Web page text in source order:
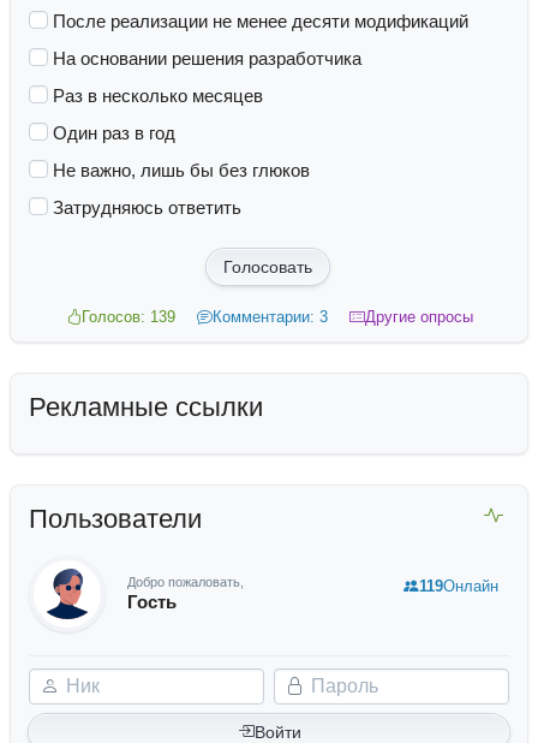
После реализации не менее десяти модификаций
На основании решения разработчика
Раз в несколько месяцев
Один раз в год
Не важно, лишь бы без глюков
Затрудняюсь ответить
Голосовать
Голосов: 139 Комментарии: 3 Другие опросы
Рекламные ссылки
Пользователи
Добро пожаловать,
Гость
Ник Пароль
Войти
119Онлайн